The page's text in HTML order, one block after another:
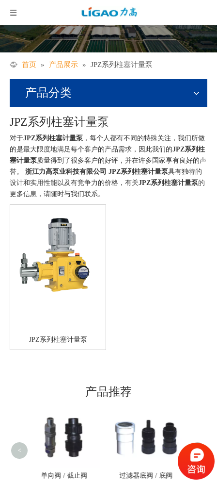
首页 » 产品展示 » JPZ系列柱塞计量泵
产品分类
JPZ系列柱塞计量泵
对于JPZ系列柱塞计量泵 ，每个人都有不同的特殊关注，我们所做
的是最大限度地满足每个客户的产品需求，因此我们的JPZ系列柱
塞计量泵质量得到了很多客户的好评，并在许多国家享有良好的声
誉。 浙江力高泵业科技有限公司 JPZ系列柱塞计量泵具有独特的
设计和实用性能以及有竞争力的价格，有关JPZ系列柱塞计量泵的
更多信息，请随时与我们联系。
JPZ系列柱塞计量泵
产品推荐
单向阀 / 截止阀
过滤器底阀 / 底阀
< >